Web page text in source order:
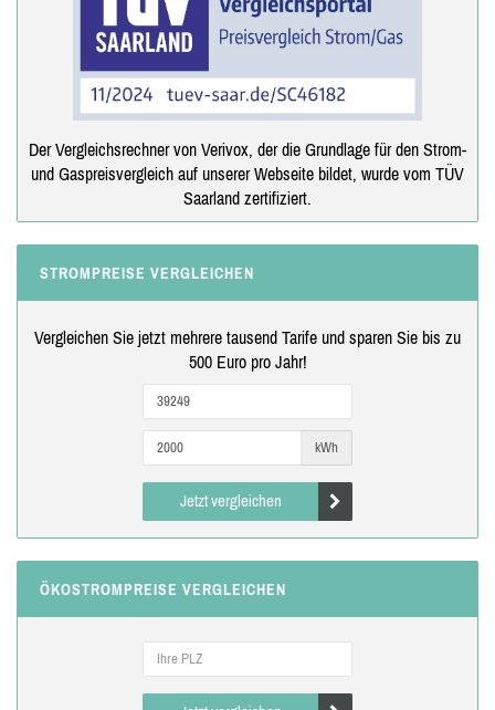
Der Vergleichsrechner von Verivox, der die Grundlage für den Strom-
und Gaspreisvergleich auf unserer Webseite bildet, wurde vom TÜV
Saarland zertifiziert.
STROMPREISE VERGLEICHEN
Vergleichen Sie jetzt mehrere tausend Tarife und sparen Sie bis zu
500 Euro pro Jahr!
kWh
Jetzt vergleichen
ÖKOSTROMPREISE VERGLEICHEN